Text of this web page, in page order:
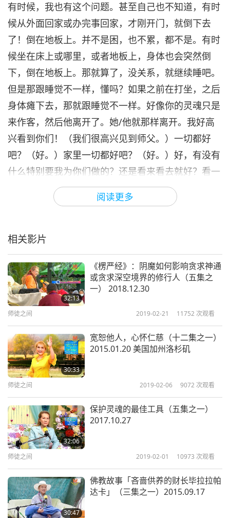
阅读更多
有时候，我也有这个问题。甚至自己也不知道，有时
候从外面回家或办完事回家，才刚开门，就倒下去
了！倒在地板上。并不是困，也不累，都不是。有时
候坐在床上或哪里，或者地板上，身体也会突然倒
下，倒在地板上。那就算了，没关系，就继续睡吧。
但是那跟睡觉不一样，懂吗？如果之前在打坐，之后
身体瘫下去，那就跟睡觉不一样。好像你的灵魂只是
来作客，然后他离开了。她/他就那样离开。我好高
兴看到你们！（我们很高兴见到师父。）一切都好
吧？（好。）家里一切都好吧？（好。）好，有没有
什么特别要我为你们做的？还是看来看去就好？看一
眼。有什么想告诉我的？好久不见了。（嗨，师
父。）嗨。（谢谢您开设爱家连锁餐馆。我去参加在
界都知道爱家。）全世界都知道？（是的。会议在杜
哈举行，所有阿拉伯人、伊斯兰教的人都很热烈地收
下资料。很多人想要开始吃素，很能接受这个观念。
他们真是很有爱心的人。所以我要感谢您。《和平曙
光》一书很快发完了。我们原本还担心，但是几千本
书很快就发完了。）你们送给他们《和平曙光》？
（我们带去八万本食谱以及四千本《和平曙光》，有
阿拉伯文和英文。全部都发送出去了。）做得好。
（十分感谢师父。）
相关影片
32:13
《楞严经》：阴魔如何影响贪求神通
或贪求深空境界的修行人（五集之
一） 2018.12.30
师徒之间 2019-02-21 11752 次观看
30:33
宽恕他人，心怀仁慈（十二集之一）
2015.01.20 美国加州洛杉矶
师徒之间 2019-02-06 9072 次观看
32:06
保护灵魂的最佳工具（五集之一）
2017.10.27
师徒之间 2019-02-01 10973 次观看
30:47
佛教故事「吝啬供养的财长毕拉拉帕
达卡」（三集之一）2015.09.17